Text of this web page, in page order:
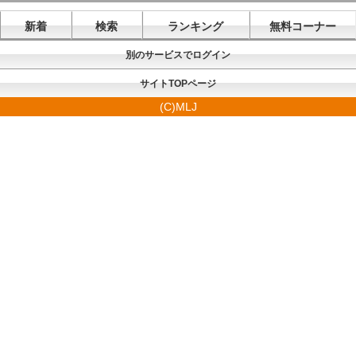
新着 検索 ランキング 無料コーナー
別のサービスでログイン
サイトTOPページ
(C)MLJ